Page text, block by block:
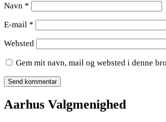
Navn *
E-mail *
Websted
Gem mit navn, mail og websted i denne
Aarhus Valgmenighed